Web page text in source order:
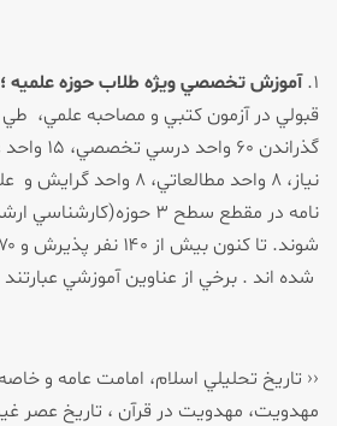
۱. آموزش تخصصي ويژه طلاب حوزه علميه؛
قبولي در آزمون كتبي و مصاحبه علمي،
نياز، ۸ واحد مطالعاتي، ۸
نامه در مقطع سطح ۳
شده اند . برخي از عناوين آموزشي عبارتند
‹‹ تاريخ تحليلي اسلام، امامت عامه و
مهدويت، مهدويت در قرآن ، تاريخ عصر